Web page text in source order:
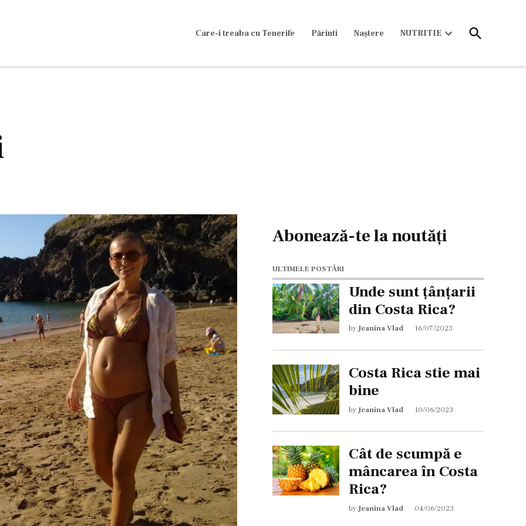
Care-i treaba cu Tenerife Părinti Naștere NUTRITIE
Open
Search
Abonează-te la noutăți
ULTIMELE POSTĂRI
Unde sunt țânțarii
din Costa Rica?
byJeanina Vlad 16/07/2023
Costa Rica stie mai
bine
by Jeanina Vlad 10/06/2023
Cât de scumpă e
mâncarea în Costa
Rica?
by Jeanina Vlad 04/06/2023